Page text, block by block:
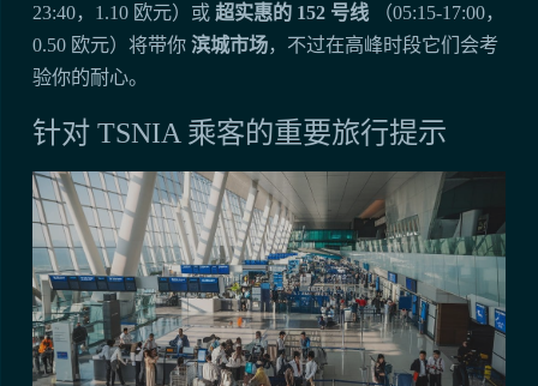
23:40，1.10 欧元）或超实惠的 152 号线 （05:15-17:00，
0.50 欧元）将带你滨城市场，不过在高峰时段它们会考
验你的耐心。
针对 TSNIA 乘客的重要旅行提示